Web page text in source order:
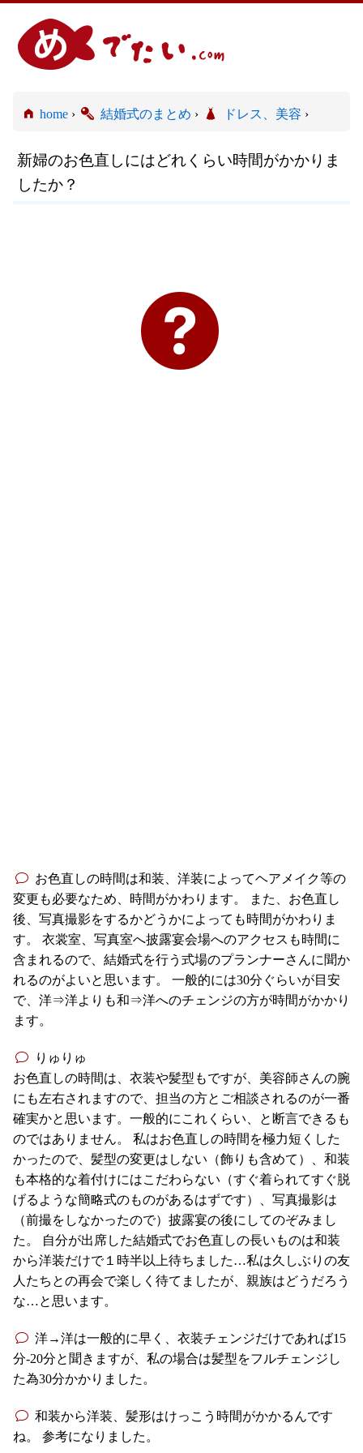
home› 結婚式のまとめ › ドレス、美容 ›
新婦のお色直しにはどれくらい時間がかかりま
したか？
お色直しの時間は和装、洋装によってヘアメイク等の
変更も必要なため、時間がかわります。 また、お色直し
後、写真撮影をするかどうかによっても時間がかわりま
す。 衣裳室、写真室へ披露宴会場へのアクセスも時間に
含まれるので、結婚式を行う式場のプランナーさんに聞か
れるのがよいと思います。 一般的には30分ぐらいが目安
で、洋⇒洋よりも和⇒洋へのチェンジの方が時間がかかり
ます。
りゅりゅ
お色直しの時間は、衣装や髪型もですが、美容師さんの腕
にも左右されますので、担当の方とご相談されるのが一番
確実かと思います。一般的にこれくらい、と断言できるも
のではありません。 私はお色直しの時間を極力短くした
かったので、髪型の変更はしない（飾りも含めて）、和装
も本格的な着付けにはこだわらない（すぐ着られてすぐ脱
げるような簡略式のものがあるはずです）、写真撮影は
（前撮をしなかったので）披露宴の後にしてのぞみまし
た。 自分が出席した結婚式でお色直しの長いものは和装
から洋装だけで１時半以上待ちました…私は久しぶりの友
人たちとの再会で楽しく待てましたが、親族はどうだろう
な…と思います。
洋→洋は一般的に早く、衣装チェンジだけであれば15
分-20分と聞きますが、私の場合は髪型をフルチェンジし
た為30分かかりました。
和装から洋装、髪形はけっこう時間がかかるんです
ね。 参考になりました。